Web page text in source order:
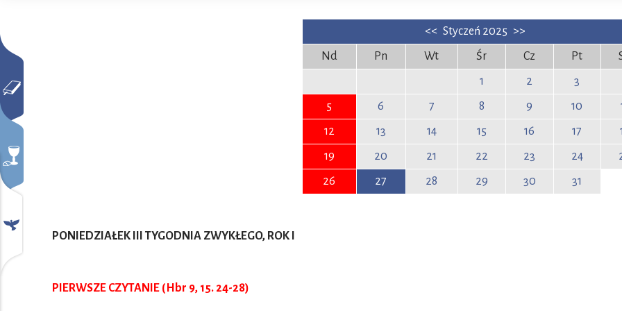
<< Styczeń 2025 >>
Nd
Pn Wt Śr Cz Pt
1
2 3
5
6 7 8 9 10
12
13 14 15 16 17
19
20 21 22 23 24
26
27 28 29 30 31
PONIEDZIAŁEK III TYGODNIA ZWYKŁEGO, ROK I
PIERWSZE CZYTANIE (Hbr 9, 15. 24-28)